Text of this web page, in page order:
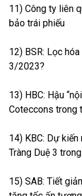
11) Công ty liên
bảo trái phiếu
12) BSR: Lọc
3/2023?
13) HBC: Hậu
Coteccons trong
14) KBC: Dự
Tràng Duệ 3
15) SAB: Tiết